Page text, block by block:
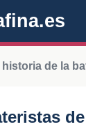
historia de la